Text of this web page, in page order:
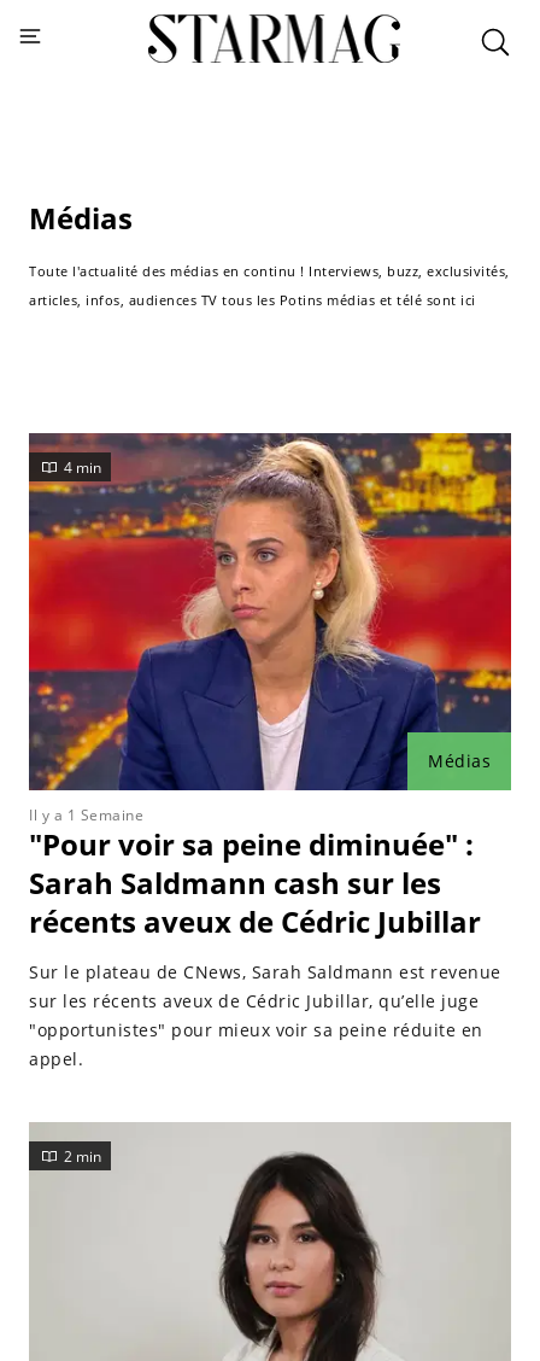
Médias
Toute l'actualité des médias en continu ! Interviews, buzz, exclusivités,
articles, infos, audiences TV tous les Potins médias et télé sont ici
Médias
4 min
Il y a 1 Semaine
"Pour voir sa peine diminuée" :
Sarah Saldmann cash sur les
récents aveux de Cédric Jubillar
Sur le plateau de CNews, Sarah Saldmann est revenue
sur les récents aveux de Cédric Jubillar, qu’elle juge
"opportunistes" pour mieux voir sa peine réduite en
appel.
2 min